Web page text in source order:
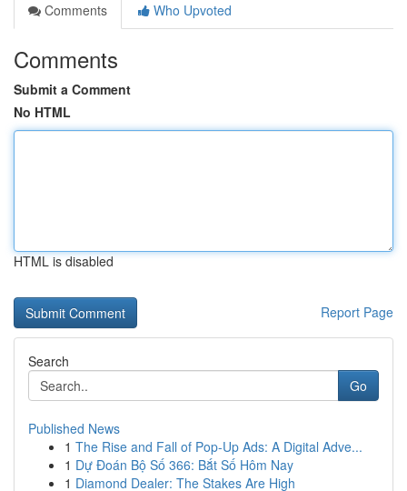
Comments
Who Upvoted
Comments
Submit a Comment
No HTML
HTML is disabled
Report Page
Search
Go
Published News
1 The Rise and Fall of Pop-Up Ads: A Digital Adve...
1 Dự Đoán Bộ Số 366: Bắt Số Hôm Nay
1 Diamond Dealer: The Stakes Are High